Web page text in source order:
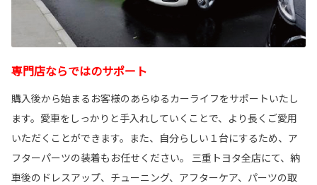
専門店ならではのサポート
購入後から始まるお客様のあらゆるカーライフをサポートいたし
ます。愛車をしっかりと手入れしていくことで、より長くご愛用
いただくことができます。また、自分らしい１台にするため、ア
フターパーツの装着もお任せください。 三重トヨタ全店にて、納
車後のドレスアップ、チューニング、アフターケア、パーツの取